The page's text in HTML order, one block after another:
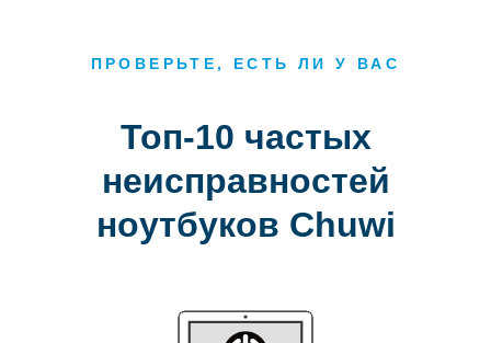
ПРОВЕРЬТЕ, ЕСТЬ ЛИ У ВАС
Топ-10 частых
неисправностей
ноутбуков Chuwi